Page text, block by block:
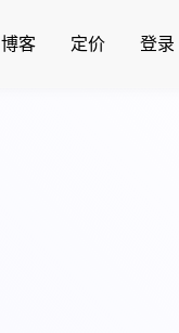
博客 定价 登录